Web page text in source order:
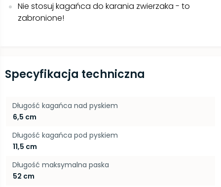
Nie stosuj kagańca do karania zwierzaka - to
zabronione!
Specyfikacja techniczna
Długość kagańca nad pyskiem
6,5 cm
Długość kagańca pod pyskiem
11,5 cm
Długość maksymalna paska
52 cm